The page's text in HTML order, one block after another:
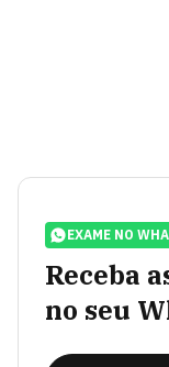
EXAME NO
Receba
no seu